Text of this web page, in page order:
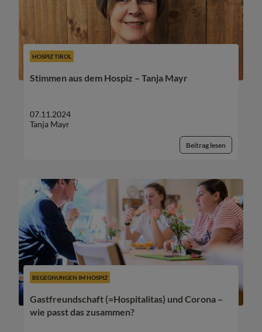
HOSPIZ TIROL
Stimmen aus dem Hospiz – Tanja Mayr
07.11.2024
Tanja Mayr
Beitrag lesen
BEGEGNUNGEN IM HOSPIZ
Gastfreundschaft (=Hospitalitas) und Corona –
wie passt das zusammen?